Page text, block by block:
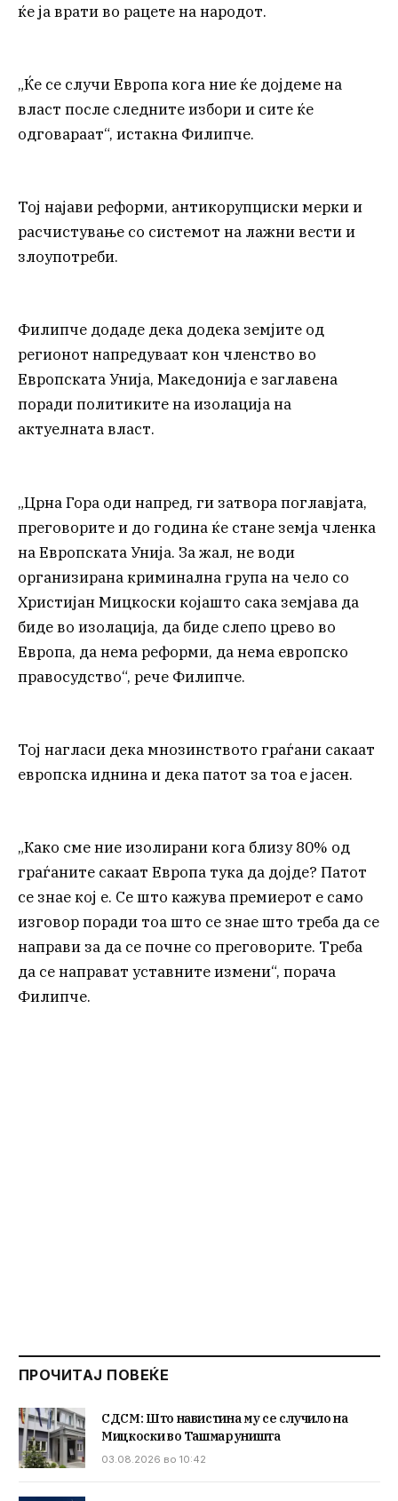
ќе ја врати во рацете на народот.
„Ќе се случи Европа кога ние ќе дојдеме на
власт после следните избори и сите ќе
одговараат“, истакна Филипче.
Тој најави реформи, антикорупциски мерки и
расчистување со системот на лажни вести и
злоупотреби.
Филипче додаде дека додека земјите од
регионот напредуваат кон членство во
Европската Унија, Македонија е заглавена
поради политиките на изолација на
актуелната власт.
„Црна Гора оди напред, ги затвора поглавјата,
преговорите и до година ќе стане земја членка
на Европската Унија. За жал, не води
организирана криминална група на чело со
Христијан Мицкоски којашто сака земјава да
биде во изолација, да биде слепо црево во
Европа, да нема реформи, да нема европско
правосудство“, рече Филипче.
Тој нагласи дека мнозинството граѓани сакаат
европска иднина и дека патот за тоа е јасен.
„Како сме ние изолирани кога близу 80% од
граѓаните сакаат Европа тука да дојде? Патот
се знае кој е. Се што кажува премиерот е само
изговор поради тоа што се знае што треба да се
направи за да се почне со преговорите. Треба
да се направат уставните измени“, порача
Филипче.
ПРОЧИТАЈ ПОВЕЌЕ
СДСМ: Што навистина му се случило на
Мицкоски во Ташмаруништа
03.08.2026 во 10:42